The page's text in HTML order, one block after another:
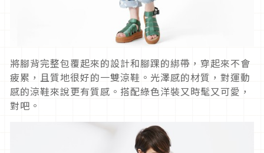
將腳背完整包覆起來的設計和腳踝的綁帶，穿起來不會
疲累，且質地很好的一雙涼鞋。光澤感的材質，對運動
感的涼鞋來說更有質感。搭配綠色洋裝又時髦又可愛，
對吧。